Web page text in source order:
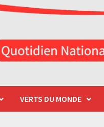
VERTS DU MONDE